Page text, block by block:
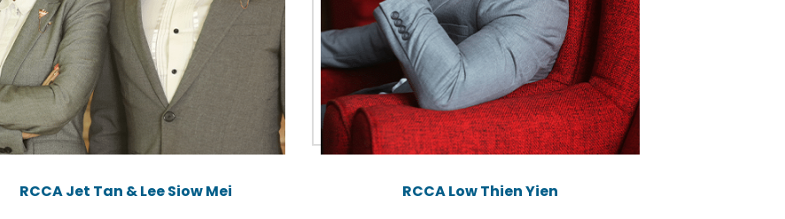
RCCA Jet Tan & Lee Siow Mei RCCA Low Thien Yien